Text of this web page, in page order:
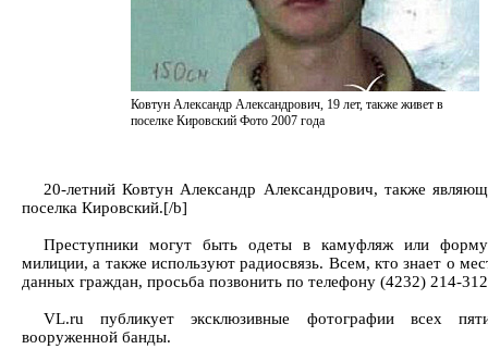
Ковтун Александр Александрович, 19 лет, также живет в
поселке Кировский Фото 2007 года
20-летний Ковтун Александр Александрович, также
поселка Кировский.[/b]
Преступники могут быть одеты в камуфляж или форму
милиции, а также используют радиосвязь. Всем, кто знает о
данных граждан, просьба позвонить по телефону (4232) 214-
VL.ru публикует эксклюзивные фотографии всех
вооруженной банды.